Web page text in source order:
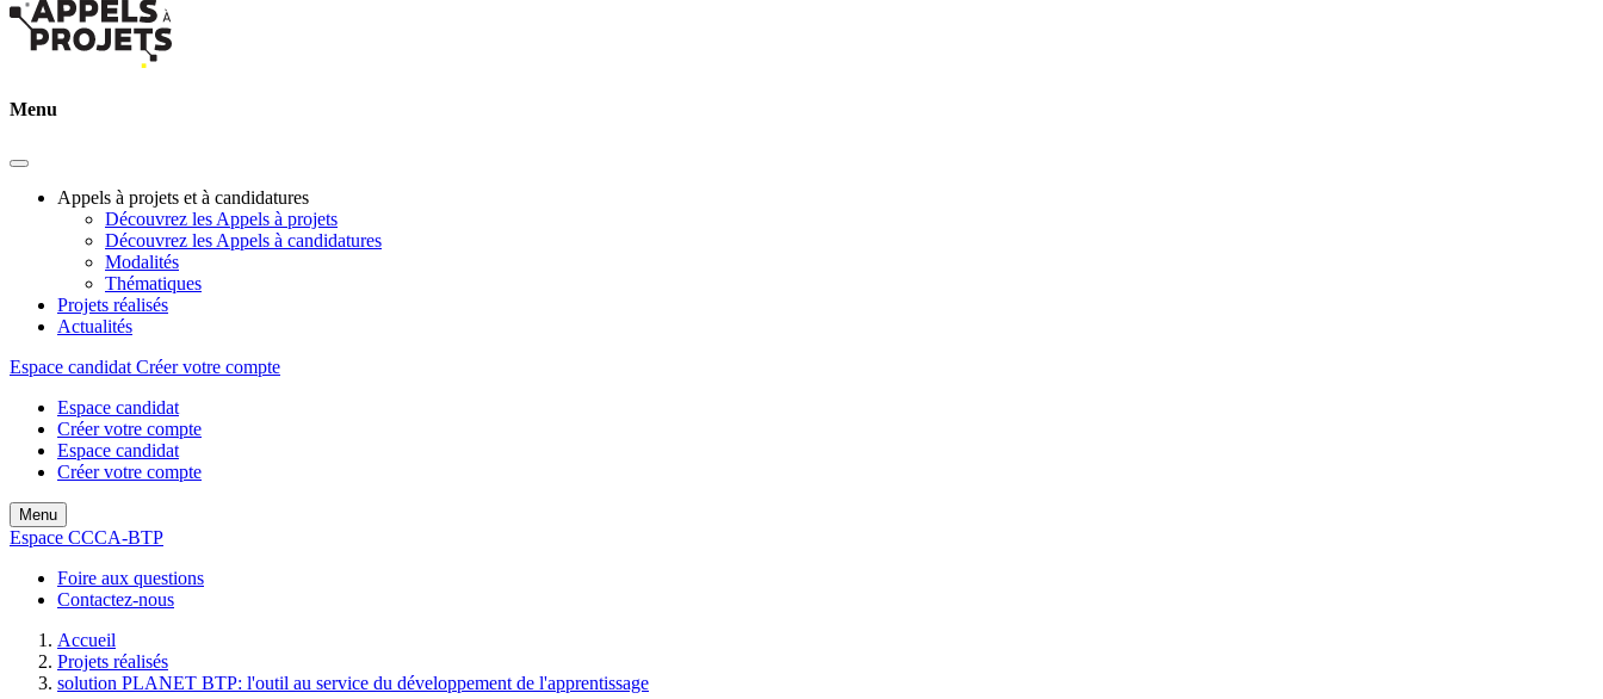
Menu
Appels à projets et à candidatures
Découvrez les Appels à projets
Découvrez les Appels à candidatures
Modalités
Thématiques
Projets réalisés
Actualités
Espace candidat Créer votre compte
Espace candidat
Créer votre compte
Espace candidat
Créer votre compte
Menu
Espace CCCA-BTP
Foire aux questions
Contactez-nous
Accueil
Projets réalisés
solution PLANET BTP: l'outil au service du développement de l'apprentissage